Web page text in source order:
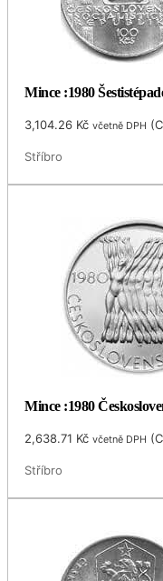
Mince :1980
3,104.26 Kč včetně DPH (
Stříbro
Mince :1980
2,638.71 Kč včetně DPH (
Stříbro